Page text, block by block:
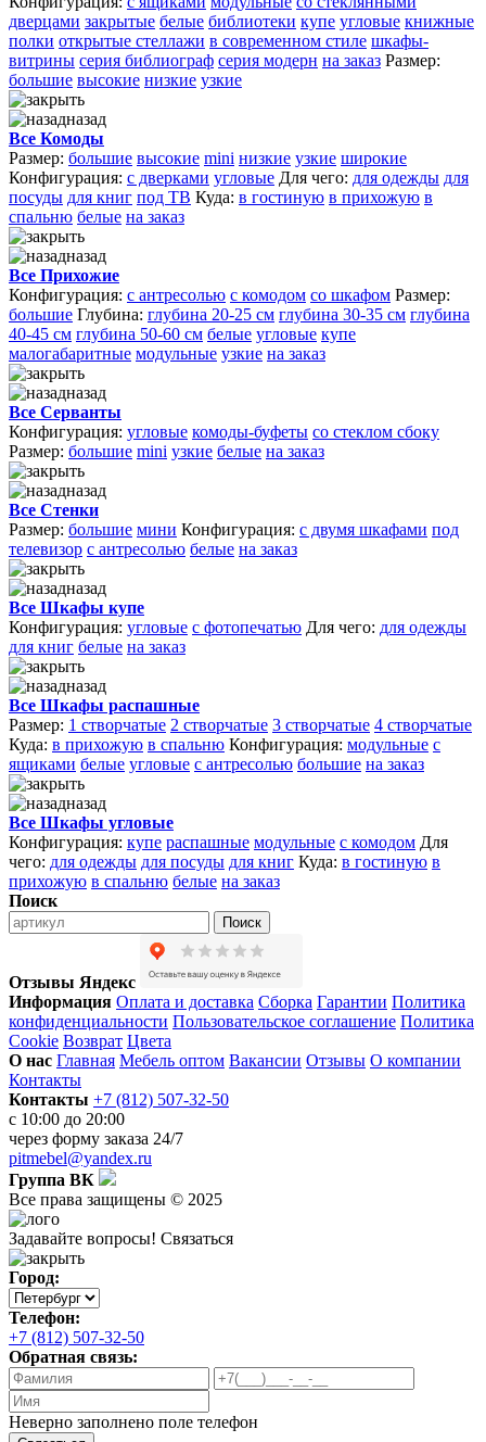
дверцами закрытые белые библиотеки купе угловые книжные
полки открытые стеллажи в современном стиле шкафы-
витрины серия библиограф серия модерн на заказ Размер:
большие высокие низкие узкие
назад
Все Комоды
Размер: большие высокие mini низкие узкие широкие
Конфигурация: с дверками угловые Для чего: для одежды для
посуды для книг под ТВ Куда: в гостиную в прихожую в
спальню белые на заказ
назад
Все Прихожие
Конфигурация: с антресолью с комодом со шкафом Размер:
большие Глубина: глубина 20-25 см глубина 30-35 см глубина
40-45 см глубина 50-60 см белые угловые купе
малогабаритные модульные узкие на заказ
назад
Все Серванты
Конфигурация: угловые комоды-буфеты со стеклом сбоку
Размер: большие mini узкие белые на заказ
назад
Все Стенки
Размер: большие мини Конфигурация: с двумя шкафами под
телевизор с антресолью белые на заказ
назад
Все Шкафы купе
Конфигурация: угловые с фотопечатью Для чего: для одежды
для книг белые на заказ
назад
Все Шкафы распашные
Размер: 1 створчатые 2 створчатые 3 створчатые 4 створчатые
Куда: в прихожую в спальню Конфигурация: модульные с
ящиками белые угловые с антресолью большие на заказ
назад
Все Шкафы угловые
Конфигурация: купе распашные модульные с комодом Для
чего: для одежды для посуды для книг Куда: в гостиную в
прихожую в спальню белые на заказ
Поиск
Поиск
Отзывы Яндекс
Информация Оплата и доставка Сборка Гарантии Политика
конфиденциальности Пользовательское соглашение Политика
Cookie Возврат Цвета
О нас Главная Мебель оптом Вакансии Отзывы О компании
Контакты
Контакты +7 (812) 507-32-50
с 10:00 до 20:00
через форму заказа 24/7
pitmebel@yandex.ru
Группа ВК
Все права защищены © 2025
Задавайте вопросы! Связаться
Город:
Телефон:
+7 (812) 507-32-50
Обратная связь:
Неверно заполнено поле телефон